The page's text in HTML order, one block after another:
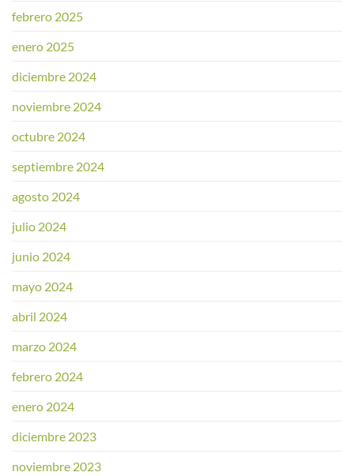
febrero 2025
enero 2025
diciembre 2024
noviembre 2024
octubre 2024
septiembre 2024
agosto 2024
julio 2024
junio 2024
mayo 2024
abril 2024
marzo 2024
febrero 2024
enero 2024
diciembre 2023
noviembre 2023